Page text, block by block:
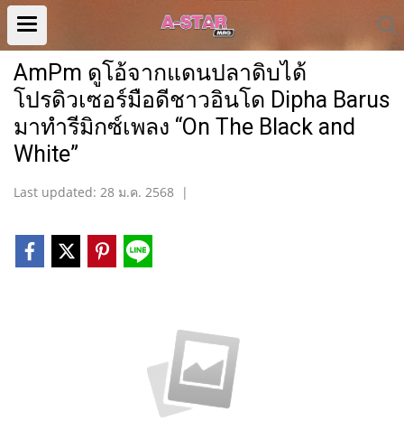
AmPm ดูโอ้จากแดนปลาดิบได้
โปรดิวเซอร์มือดีชาวอินโด Dipha Barus
มาทำรีมิกซ์เพลง “On The Black and
White”
Last updated: 28 ม.ค. 2568 |